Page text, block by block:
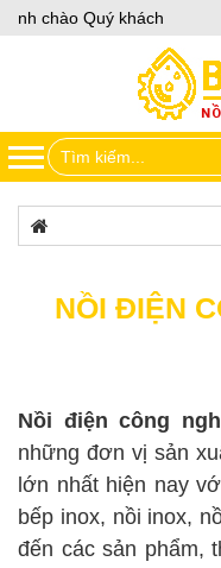
chào Quý khách
NỒI ĐIỆN
Nồi điện công
những đơn vị sản
lớn nhất hiện nay
bếp inox, nồi inox,
đến các sản phẩm,